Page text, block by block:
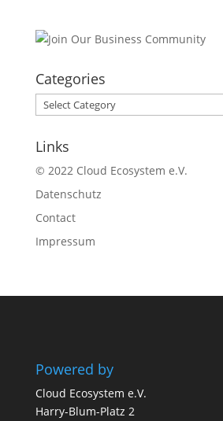
Categories
Categories
Links
© 2022 Cloud Ecosystem e.V.
Datenschutz
Contact
Impressum
Powered by
Cloud Ecosystem e.V.
Harry-Blum-Platz 2